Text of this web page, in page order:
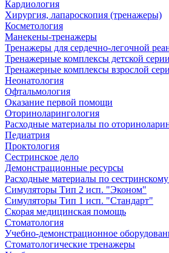
Кардиология
Хирургия, лапароскопия (тренажеры)
Косметология
Манекены-тренажеры
Тренажеры для сердечно-легочной
Тренажерные комплексы детской серии
Тренажерные комплексы взрослой
Неонатология
Офтальмология
Оказание первой помощи
Оториноларингология
Расходные материалы по
Педиатрия
Проктология
Сестринское дело
Демонстрационные ресурсы
Расходные материалы по
Симуляторы Тип 2 исп. "Эконом"
Симуляторы Тип 1 исп. "Стандарт"
Скорая медицинская помощь
Стоматология
Учебно-демонстрационное
Стоматологические тренажеры